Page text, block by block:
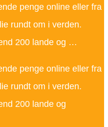
penge online eller fra
rundt om i verden.
200 lande og …
penge online eller fra
rundt om i verden.
200 lande og